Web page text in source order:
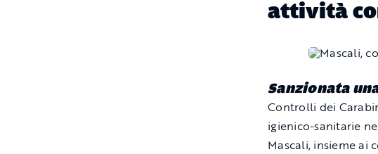
attività
Sanzionata
Controlli dei
igienico-sanitarie
Mascali, insieme ai